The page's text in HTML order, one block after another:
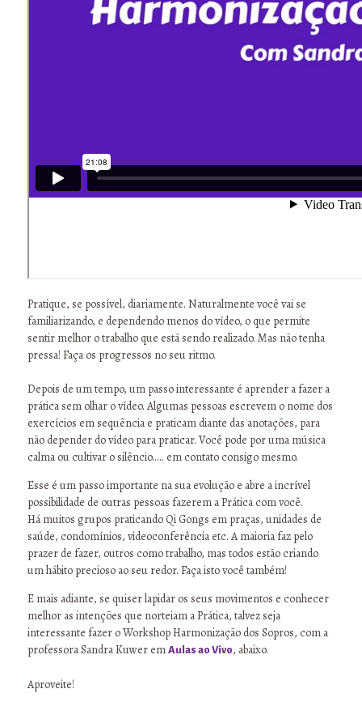
Pratique, se possível, diariamente. Naturalmente você vai se
familiarizando, e dependendo menos do vídeo, o que permite
sentir melhor o trabalho que está sendo realizado. Mas não tenha
pressa! Faça os progressos no seu ritmo.
Depois de um tempo, um passo interessante é aprender a fazer a
prática sem olhar o vídeo. Algumas pessoas escrevem o nome dos
exercícios em sequência e praticam diante das anotações, para
não depender do vídeo para praticar. Você pode por uma música
calma ou cultivar o silêncio..... em contato consigo mesmo.
Esse é um passo importante na sua evolução e abre a incrível
possibilidade de outras pessoas fazerem a Prática com você.
Há muitos grupos praticando Qi Gongs em praças, unidades de
saúde, condomínios, videoconferência etc. A maioria faz pelo
prazer de fazer, outros como trabalho, mas todos estão criando
um hábito precioso ao seu redor. Faça isto você também!
E mais adiante, se quiser lapidar os seus movimentos e conhecer
melhor as intenções que norteiam a Prática, talvez seja
interessante fazer o Workshop Harmonização dos Sopros, com a
professora Sandra Kuwer emAulasao Vivo, abaixo.
Aproveite!